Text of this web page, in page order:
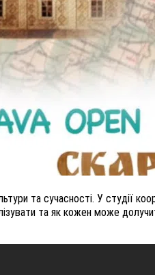
та сучасності. У студії
та як кожен може
ВНАСЛІДОК
ПОМЕР ВОЇН ЮРІЙ
25 листопада 2025 0